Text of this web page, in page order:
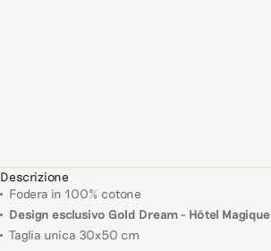
Descrizione
Fodera in 100% cotone
Design esclusivo Gold Dream - Hôtel Magique
Taglia unica 30x50 cm